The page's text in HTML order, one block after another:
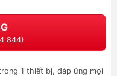
844)
1 thiết bị, đáp ứng mọi